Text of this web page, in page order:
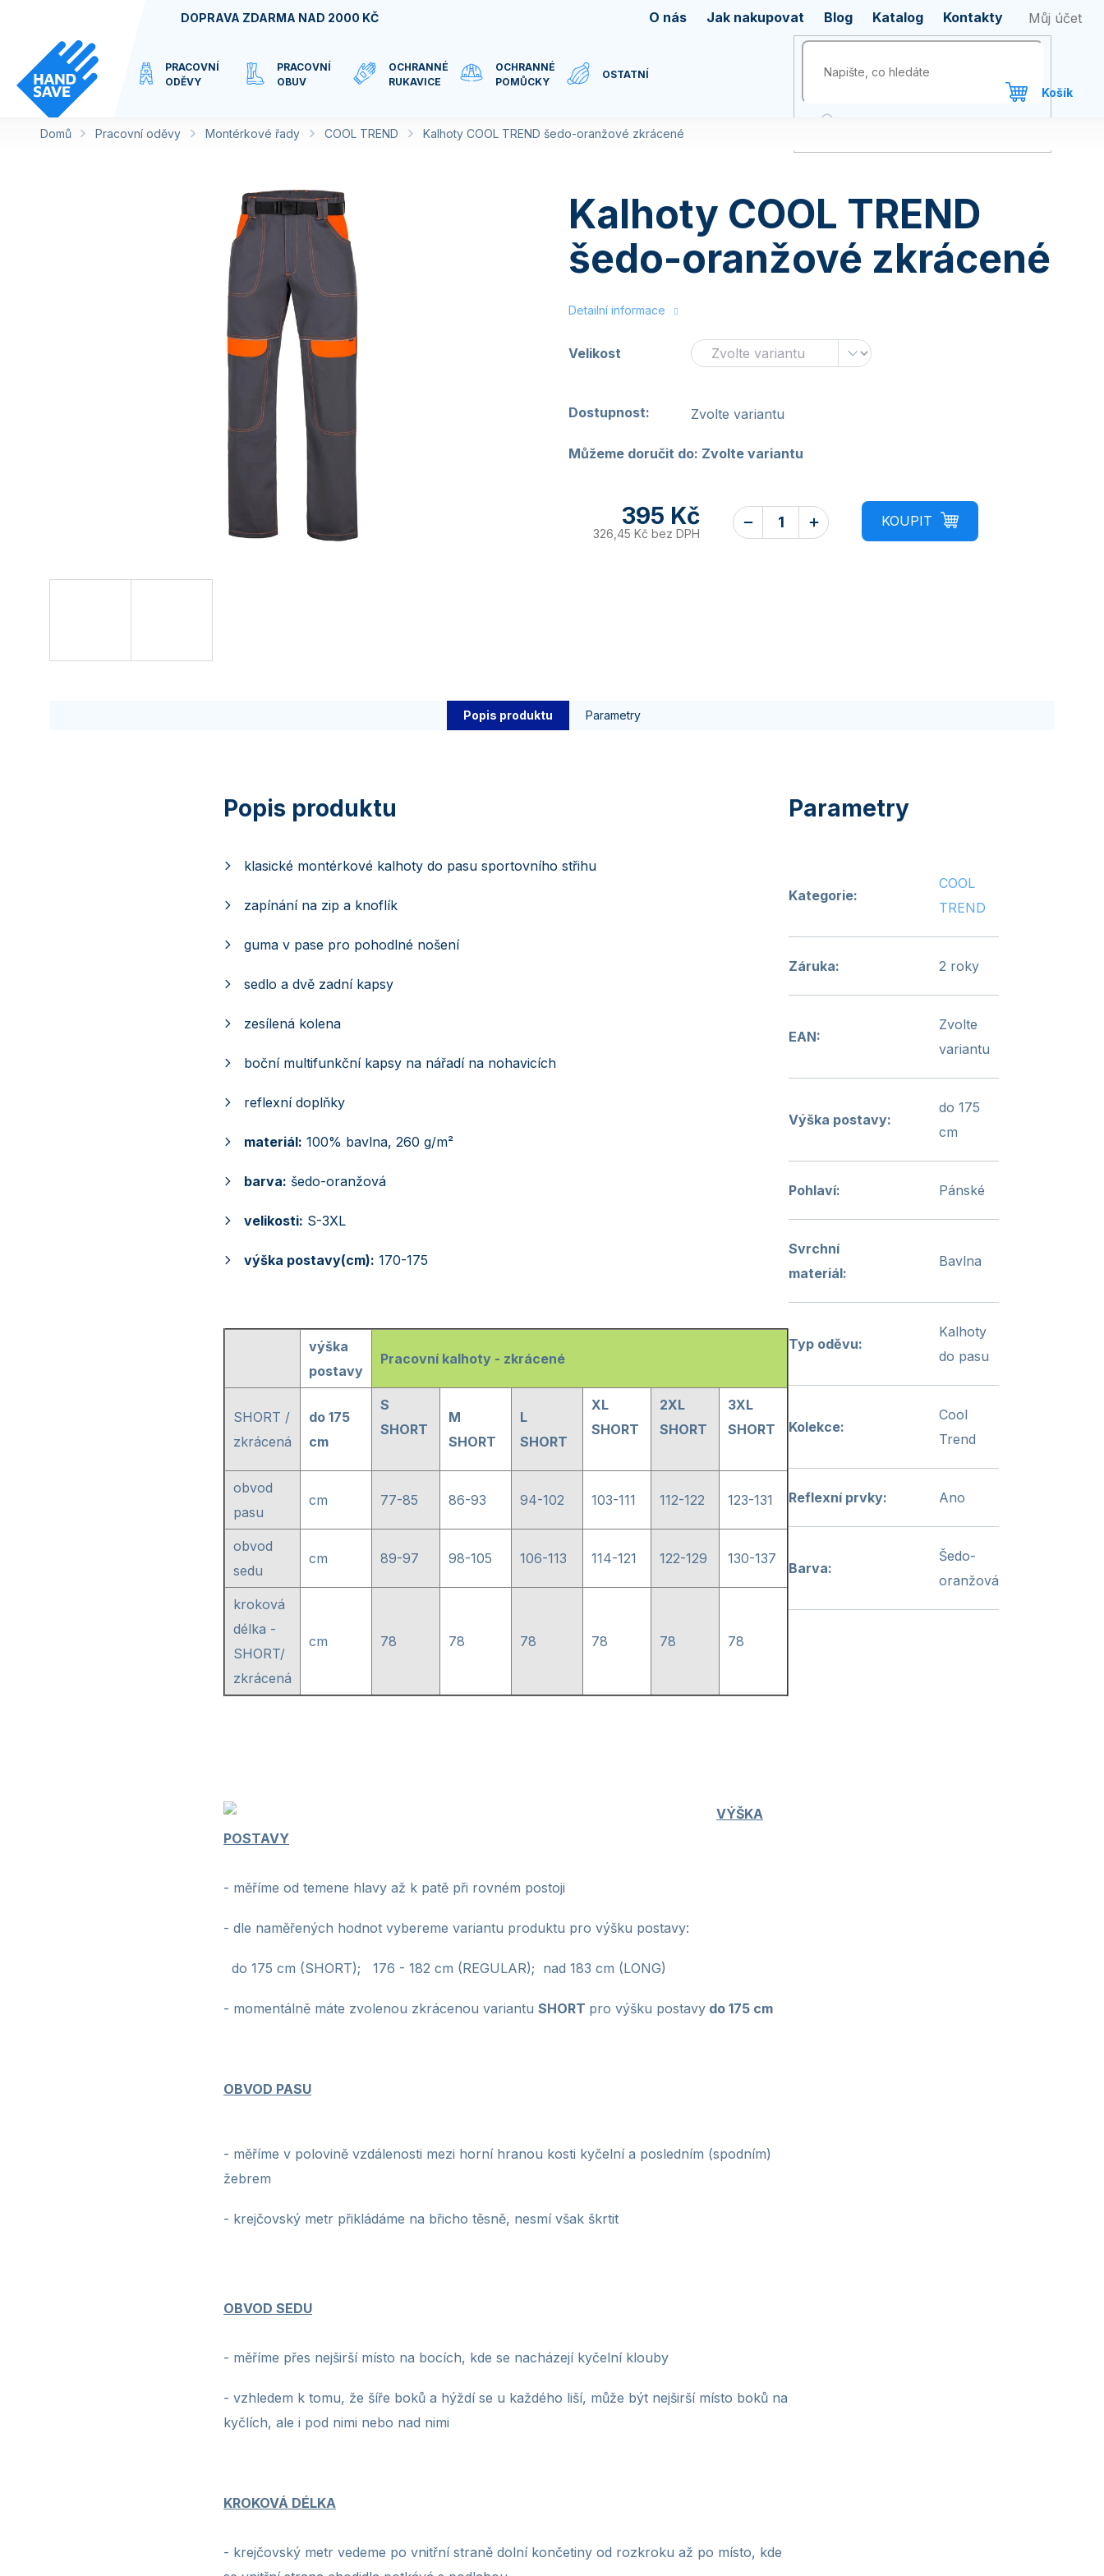
DOPRAVA ZDARMA NAD 2000 KČ O nás Jak nakupovat Blog Katalog Kontakty
PRACOVNÍ
ODĚVY
PRACOVNÍ
OBUV
OCHRANNÉ
RUKAVICE
OCHRANNÉ
POMŮCKY
OSTATNÍ
VIRTUÁLNÍ
Domů Pracovní oděvy Montérkové řady COOL TREND Kalhoty COOL TREND šedo-oranžové zkrácené
Kalhoty COOL TREND
šedo-oranžové zkrácené
Detailní informace
Velikost
Dostupnost: Zvolte variantu
Můžeme doručit do: Zvolte variantu
395 Kč
326,45 Kč bez DPH
Popis produktu Parametry
klasické montérkové kalhoty do pasu sportovního střihu
zapínání na zip a knoflík
guma v pase pro pohodlné nošení
sedlo a dvě zadní kapsy
zesílená kolena
boční multifunkční kapsy na nářadí na nohavicích
reflexní doplňky
materiál: 100% bavlna, 260 g/m²
barva: šedo-oranžová
velikosti: S-3XL
výška postavy(cm): 170-175
výška
postavy
Pracovní kalhoty - zkrácené
SHORT /
zkrácená
do 175
cm
S
SHORT
M
SHORT
L
SHORT
XL
SHORT
2XL
SHORT
3XL
SHORT
obvod
pasu
cm 77-85 86-93 94-102 103-111 112-122 123-131
obvod
sedu
cm 89-97 98-105 106-113 114-121 122-129 130-137
kroková
délka -
SHORT/
zkrácená
cm 78 78 78 78 78 78
VÝŠKA
POSTAVY
- měříme od temene hlavy až k patě při rovném postoji
- dle naměřených hodnot vybereme variantu produktu pro výšku postavy:
do 175 cm (SHORT); 176 - 182 cm (REGULAR); nad 183 cm (LONG)
- momentálně máte zvolenou zkrácenou variantu SHORT pro výšku postavy do 175 cm
OBVOD PASU
- měříme v polovině vzdálenosti mezi horní hranou kosti kyčelní a posledním (spodním)
žebrem
- krejčovský metr přikládáme na břicho těsně, nesmí však škrtit
OBVOD SEDU
- měříme přes nejširší místo na bocích, kde se nacházejí kyčelní klouby
- vzhledem k tomu, že šíře boků a hýždí se u každého liší, může být nejširší místo boků na
kyčlích, ale i pod nimi nebo nad nimi
KROKOVÁ DÉLKA
- krejčovský metr vedeme po vnitřní straně dolní končetiny od rozkroku až po místo, kde
Kategorie:
COOL
TREND
Záruka: 2 roky
EAN:
Zvolte
variantu
Výška postavy:
do 175
cm
Pohlaví: Pánské
Svrchní
materiál:
Bavlna
Typ oděvu:
Kalhoty
do pasu
Kolekce:
Cool
Trend
Reflexní prvky: Ano
Barva:
Šedo-
oranžová